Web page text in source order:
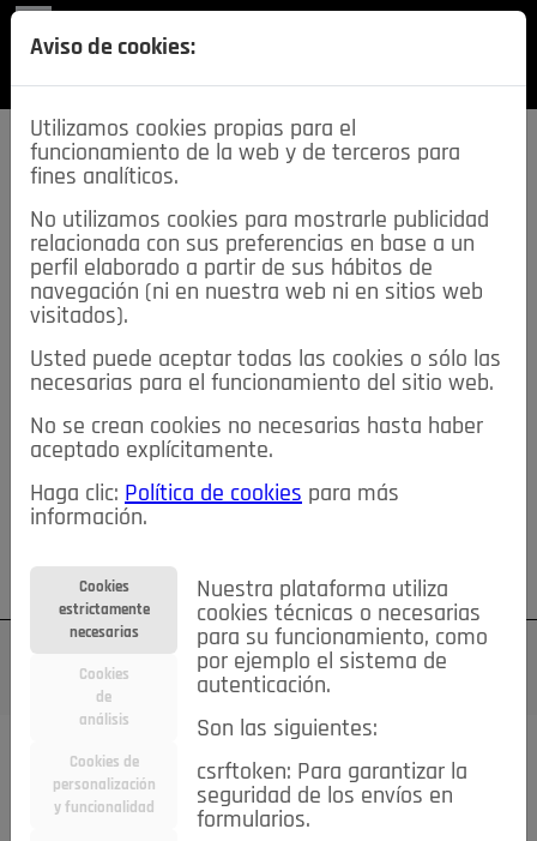
SECCIONES
descarga esta
REVISTA
≡NOTICIAS
NOTICIAS SERVICIOS DE INTERÉS
TABLÓN DE ANUNCIOS MIS ANUNCIOS CONTACTO
NOSOTROS
Su cuenta Regístrese ¿Olvidó su contraseña?
Todas las noticias..
#TePrestoMisOjos Caridad
Ciencia&Tecnología
Economía
Aviso de cookies:
Utilizamos cookies propias para el
funcionamiento de la web y de terceros para
fines analíticos.
No utilizamos cookies para mostrarle publicidad
relacionada con sus preferencias en base a un
perfil elaborado a partir de sus hábitos de
navegación (ni en nuestra web ni en sitios web
visitados).
Usted puede aceptar todas las cookies o sólo las
necesarias para el funcionamiento del sitio web.
No se crean cookies no necesarias hasta haber
aceptado explícitamente.
Haga clic: Política de cookies para más
información.
Cookies
estrictamente
necesarias
Cookies
de
análisis
Cookies de
personalización
y funcionalidad
Nuestra plataforma utiliza
cookies técnicas o necesarias
para su funcionamiento, como
por ejemplo el sistema de
autenticación.
Son las siguientes:
csrftoken: Para garantizar la
seguridad de los envíos en
formularios.